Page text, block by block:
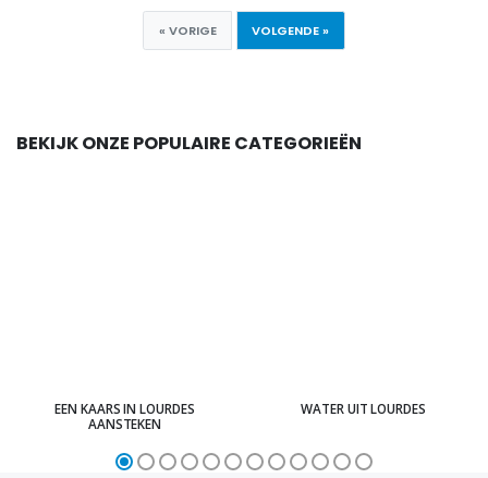
« VORIGE VOLGENDE »
BEKIJK ONZE POPULAIRE CATEGORIEËN
EEN KAARS IN LOURDES
AANSTEKEN
WATER UIT LOURDES